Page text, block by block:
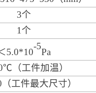
3个
1个
5.0*10
-5
Pa
（工件加温）
工件最大尺寸）